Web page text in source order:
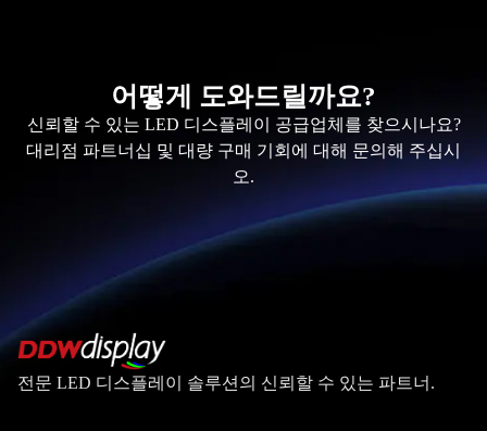
어떻게 도와드릴까요?
신뢰할 수 있는 LED 디스플레이 공급업체를 찾으시나요?
대리점 파트너십 및 대량 구매 기회에 대해 문의해 주십시
오.
전문 LED 디스플레이 솔루션의 신뢰할 수 있는 파트너.